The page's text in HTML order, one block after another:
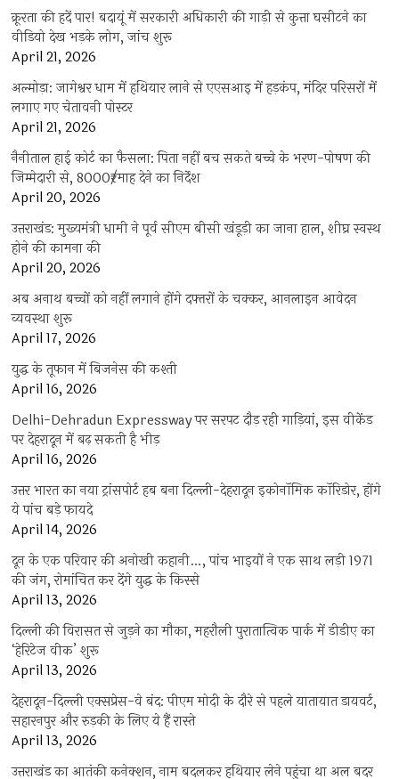
क्रूरता की हदें पार! बदायूं में सरकारी अधिकारी की गाड़ी से कुत्ता घसीटने का
वीडियो देख भड़के लोग, जांच शुरू
April 21, 2026
अल्मोड़ा: जागेश्वर धाम में हथियार लाने से एएसआइ में हड़कंप, मंदिर परिसरों में
लगाए गए चेतावनी पोस्टर
April 21, 2026
नैनीताल हाई कोर्ट का फैसला: पिता नहीं बच सकते बच्चे के भरण-पोषण की
जिम्मेदारी से, 8000₹/माह देने का निर्देश
April 20, 2026
उत्तराखंड: मुख्यमंत्री धामी ने पूर्व सीएम बीसी खंडूड़ी का जाना हाल, शीघ्र स्वस्थ
होने की कामना की
April 20, 2026
अब अनाथ बच्चों को नहीं लगाने होंगे दफ्तरों के चक्कर, आनलाइन आवेदन
व्यवस्था शुरू
April 17, 2026
युद्ध के तूफान में बिजनेस की कश्ती
April 16, 2026
Delhi-Dehradun Expressway पर सरपट दौड़ रही गाड़ियां, इस वीकेंड
पर देहरादून में बढ़ सकती है भीड़
April 16, 2026
उत्तर भारत का नया ट्रांसपोर्ट हब बना दिल्ली-देहरादून इकोनॉमिक कॉरिडोर, होंगे
ये पांच बड़े फायदे
April 14, 2026
दून के एक परिवार की अनोखी कहानी…, पांच भाइयों ने एक साथ लड़ी 1971
की जंग, रोमांचित कर देंगे युद्ध के किस्से
April 13, 2026
दिल्ली की विरासत से जुड़ने का मौका, महरौली पुरातात्विक पार्क में डीडीए का
‘हेरिटेज वीक’ शुरू
April 13, 2026
देहरादून-दिल्ली एक्सप्रेस-वे बंद: पीएम मोदी के दौरे से पहले यातायात डायवर्ट,
सहारनपुर और रुड़की के लिए ये हैं रास्ते
April 13, 2026
उत्तराखंड का आतंकी कनेक्शन, नाम बदलकर हथियार लेने पहुंचा था अल बदर